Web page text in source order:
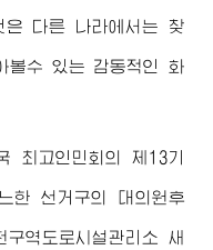
은 다른 나라에서는 찾
볼수 있는 감동적인 화
최고인민회의 제13기
한 선거구의 대의원후
역도로시설관리소 새